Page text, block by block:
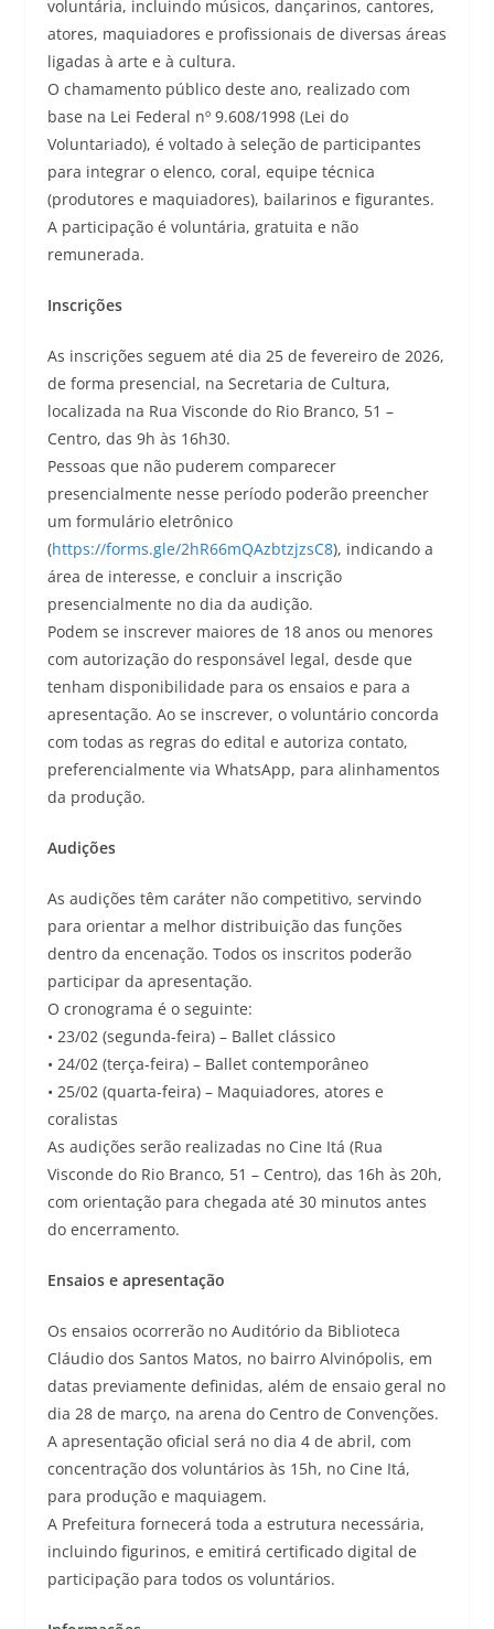
voluntária, incluindo músicos, dançarinos, cantores,
atores, maquiadores e profissionais de diversas áreas
ligadas à arte e à cultura.
O chamamento público deste ano, realizado com
base na Lei Federal nº 9.608/1998 (Lei do
Voluntariado), é voltado à seleção de participantes
para integrar o elenco, coral, equipe técnica
(produtores e maquiadores), bailarinos e figurantes.
A participação é voluntária, gratuita e não
remunerada.
Inscrições
As inscrições seguem até dia 25 de fevereiro de 2026,
de forma presencial, na Secretaria de Cultura,
localizada na Rua Visconde do Rio Branco, 51 –
Centro, das 9h às 16h30.
Pessoas que não puderem comparecer
presencialmente nesse período poderão preencher
um formulário eletrônico
(https://forms.gle/2hR66mQAzbtzjzsC8), indicando a
área de interesse, e concluir a inscrição
presencialmente no dia da audição.
Podem se inscrever maiores de 18 anos ou menores
com autorização do responsável legal, desde que
tenham disponibilidade para os ensaios e para a
apresentação. Ao se inscrever, o voluntário concorda
com todas as regras do edital e autoriza contato,
preferencialmente via WhatsApp, para alinhamentos
da produção.
Audições
As audições têm caráter não competitivo, servindo
para orientar a melhor distribuição das funções
dentro da encenação. Todos os inscritos poderão
participar da apresentação.
O cronograma é o seguinte:
• 23/02 (segunda-feira) – Ballet clássico
• 24/02 (terça-feira) – Ballet contemporâneo
• 25/02 (quarta-feira) – Maquiadores, atores e
coralistas
As audições serão realizadas no Cine Itá (Rua
Visconde do Rio Branco, 51 – Centro), das 16h às 20h,
com orientação para chegada até 30 minutos antes
do encerramento.
Ensaios e apresentação
Os ensaios ocorrerão no Auditório da Biblioteca
Cláudio dos Santos Matos, no bairro Alvinópolis, em
datas previamente definidas, além de ensaio geral no
dia 28 de março, na arena do Centro de Convenções.
A apresentação oficial será no dia 4 de abril, com
concentração dos voluntários às 15h, no Cine Itá,
para produção e maquiagem.
A Prefeitura fornecerá toda a estrutura necessária,
incluindo figurinos, e emitirá certificado digital de
participação para todos os voluntários.